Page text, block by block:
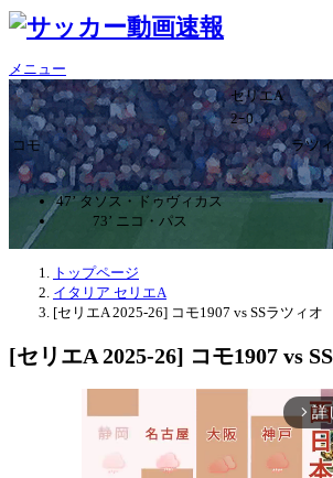
メニュー
セリエA
2ｰ0
コモ
ラツ
47’ タソス・ドゥヴィカス
73’ ニコ・パス
トップページ
イタリア セリエA
[セリエA 2025-26] コモ1907 vs SSラツィオ
[セリエA 2025-26] コモ1907 vs
arrow_forward_ios 詳